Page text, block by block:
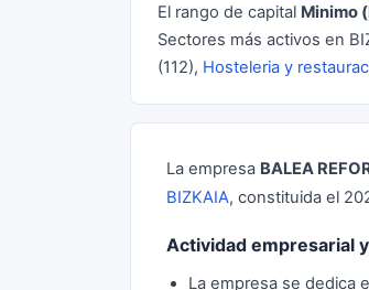
El rango de capital Minimo
Sectores más activos en
(112), Hosteleria y
La empresa BALEA
BIZKAIA, constituida el
Actividad empresarial
La empresa se dedica